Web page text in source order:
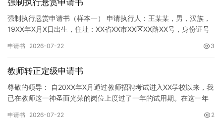
强制执行悬赏申请书
强制执行悬赏申请书（样本一） 申请执行人：王某某，男，汉族，
19XX年X月X日出生，住址：XX省XX市XX区XX路XX号，身份证号
申请书 2026-07-22 3
教师转正定级申请书
尊敬的领导： 自20XX年X月通过教师招聘考试进入XX学校以来，我
已在教师这一神圣而光荣的岗位上度过了一年的试用期。在这一年
申请书 2026-07-22 2